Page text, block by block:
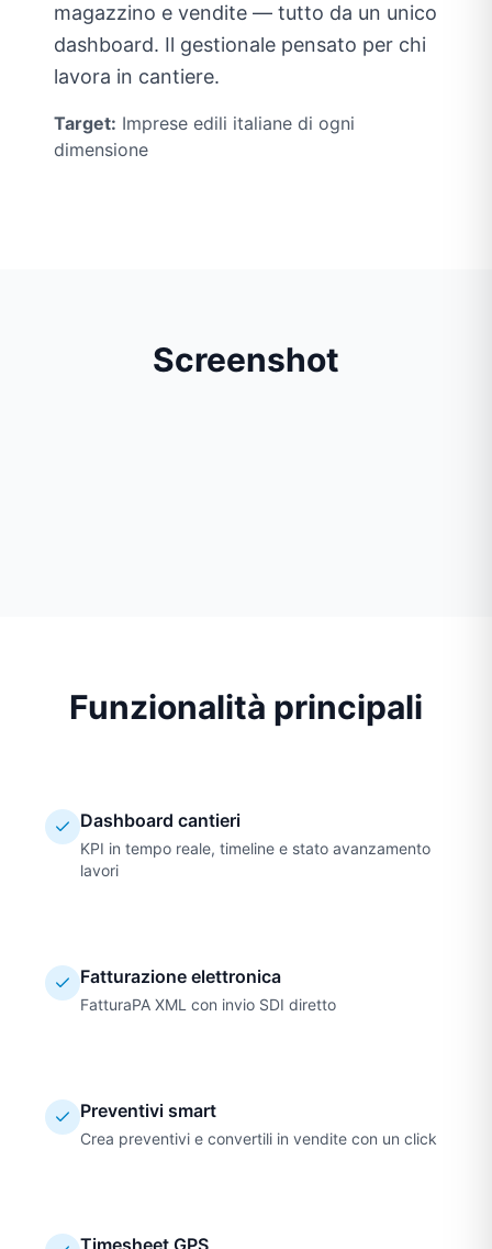
magazzino e vendite — tutto da un unico
dashboard. Il gestionale pensato per chi
lavora in cantiere.
Target: Imprese edili italiane di ogni
dimensione
Screenshot
Funzionalità principali
Dashboard cantieri
KPI in tempo reale, timeline e stato avanzamento
lavori
Fatturazione elettronica
FatturaPA XML con invio SDI diretto
Preventivi smart
Crea preventivi e convertili in vendite con un click
Timesheet GPS